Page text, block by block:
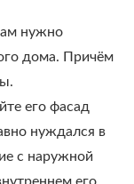
нужно
дома. Причём
его фасад
нуждался в
с наружной